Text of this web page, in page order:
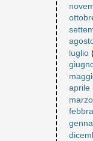
luglio
aprile
marzo